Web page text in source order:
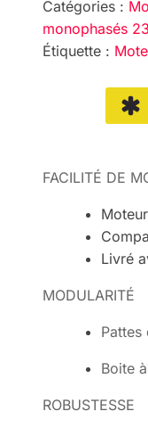
Catégories :
monophasés
Étiquette :
FACILITÉ DE
Livré
MODULARITÉ
Pattes
Boite
ROBUSTESSE